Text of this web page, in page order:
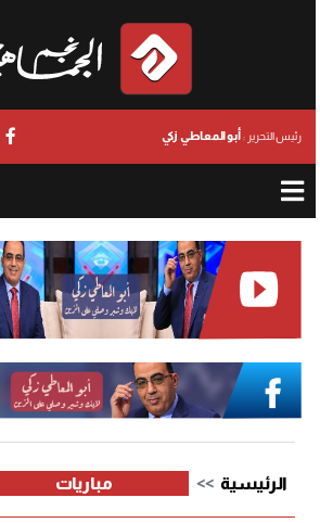
رئيس التحرير : أبو المعاطي زكي
الرئيسية مباريات